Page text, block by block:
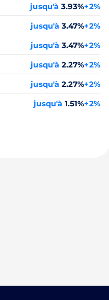
jusqu'à 3.93%+2%
jusqu'à 3.47%+2%
jusqu'à 3.47%+2%
jusqu'à 2.27%+2%
jusqu'à 2.27%+2%
jusqu'à 1.51%+2%